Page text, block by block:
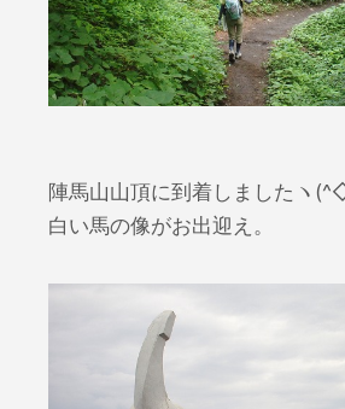
陣馬山山頂に到着しましたヽ
白い馬の像がお出迎え。